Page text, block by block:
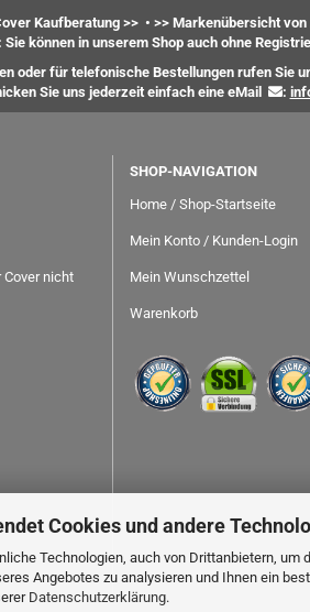
Cookies und andere
Technologien, auch von Drittanbietern,
Angebotes zu analysieren und Ihnen ein
Datenschutzerklärung.
Kaufberatung >> • >> Markenübersicht
Sie können in unserem Shop auch ohne
oder für telefonische Bestellungen rufen Sie
Sie uns jederzeit einfach eine eMail :
nicht
SHOP-NAVIGATION
Home / Shop-Startseite
Mein Konto / Kunden-Login
Mein Wunschzettel
Warenkorb